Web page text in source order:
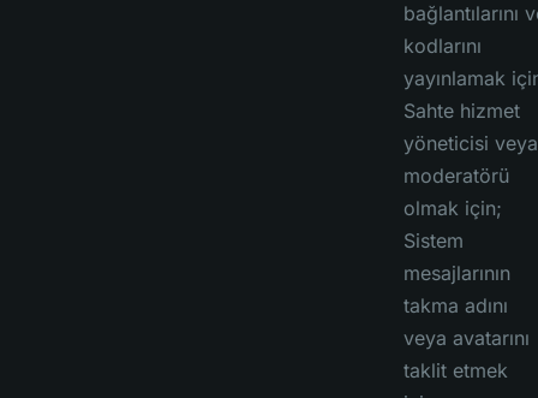
bağlantılarını
kodlarını
yayınlamak
Sahte hizmet
yöneticisi veya
moderatörü
olmak için;
Sistem
mesajlarının
takma adını
veya avatarını
taklit etmek